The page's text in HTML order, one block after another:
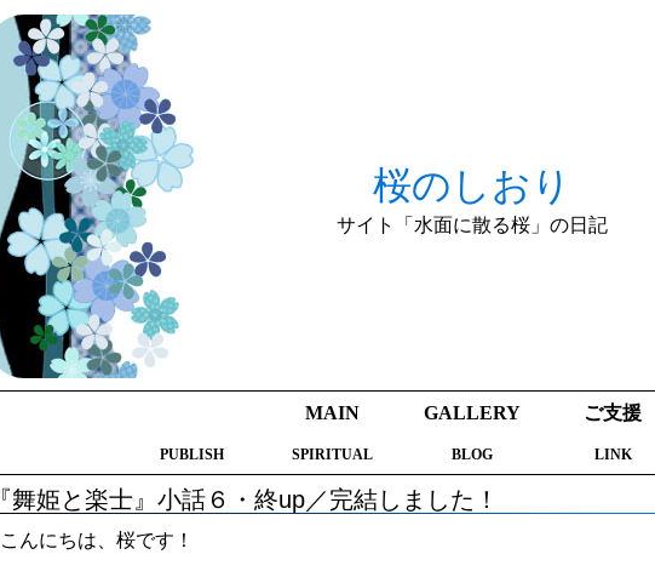
桜のしおり
サイト「水面に散る桜」の日記
MAIN GALLERY ご支援
PUBLISH SPIRITUAL BLOG LINK
『舞姫と楽士』小話６・終up／完結しました！
こんにちは、桜です！